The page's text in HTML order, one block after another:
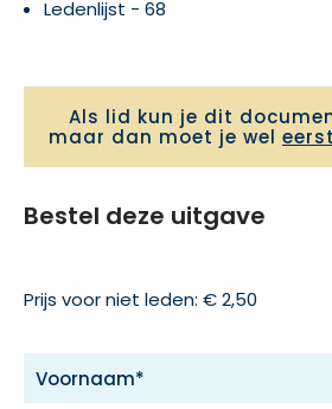
Ledenlijst - 68
Als lid kun je dit
maar dan moet je wel
Bestel deze uitgave
Prijs voor niet leden: € 2,50